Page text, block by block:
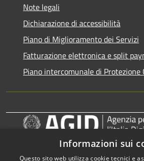
Note legali
Dichiarazione di accessibilità
Piano di Miglioramento dei Servizi
Fatturazione elettronica e split
Piano intercomunale di Protezione
https://designers.italia.it/
Informazioni sui
Questo sito web utilizza cookie tecnici e